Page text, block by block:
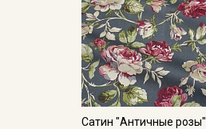
Сатин "Античные розы"